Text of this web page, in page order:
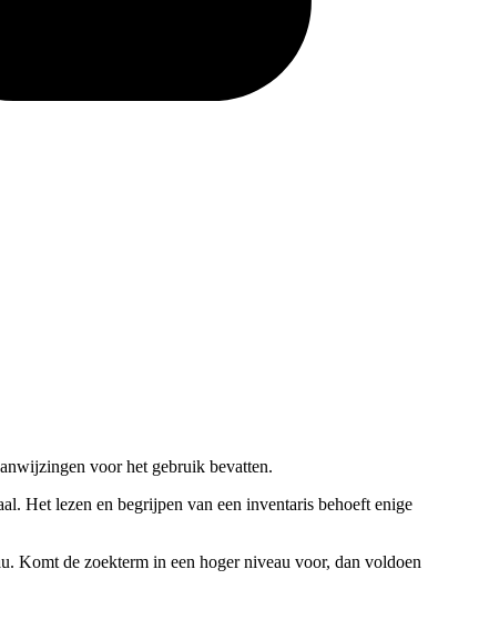
voor het gebruik bevatten.
Het lezen en begrijpen van een inventaris behoeft enige
Komt de zoekterm in een hoger niveau voor, dan voldoen